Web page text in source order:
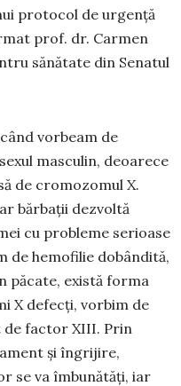
protocol de urgență
prof. dr. Carmen
sănătate din Senatul
vorbeam de
masculin, deoarece
de cromozomul X.
bărbații dezvoltă
cu probleme serioase
de hemofilie dobândită,
păcate, există forma
X defecți, vorbim de
factor XIII. Prin
și îngrijire,
se va îmbunătăți, iar